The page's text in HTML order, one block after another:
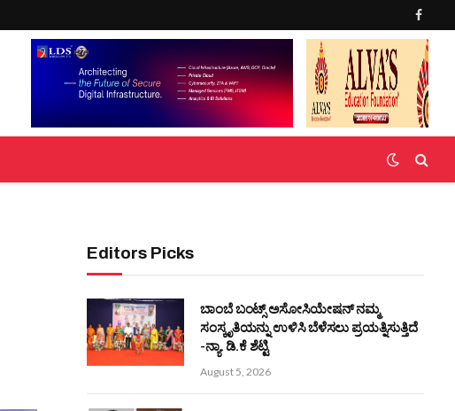
Editors Picks
ಬಾಂಬೆ ಬಂಟ್ಸ್ ಅಸೋಸಿಯೇಷನ್ ನಮ್ಮ
ಸಂಸ್ಕೃತಿಯನ್ನು ಉಳಿಸಿ ಬೆಳೆಸಲು ಪ್ರಯತ್ನಿಸುತ್ತಿದೆ
-ನ್ಯಾ. ಡಿ.ಕೆ ಶೆಟ್ಟಿ
August 5, 2026